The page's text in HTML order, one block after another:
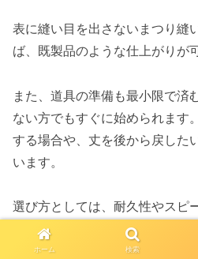
表に縫い目を出さないまつり縫
ば、既製品のような仕上がりが
また、道具の準備も最小限で済
ない方でもすぐに始められます
する場合や、丈を後から戻した
います。
選び方としては、耐久性やスピ
ン、仕上がりの美しさや細かい
がおすすめです。用途と仕上が
ホーム 検索